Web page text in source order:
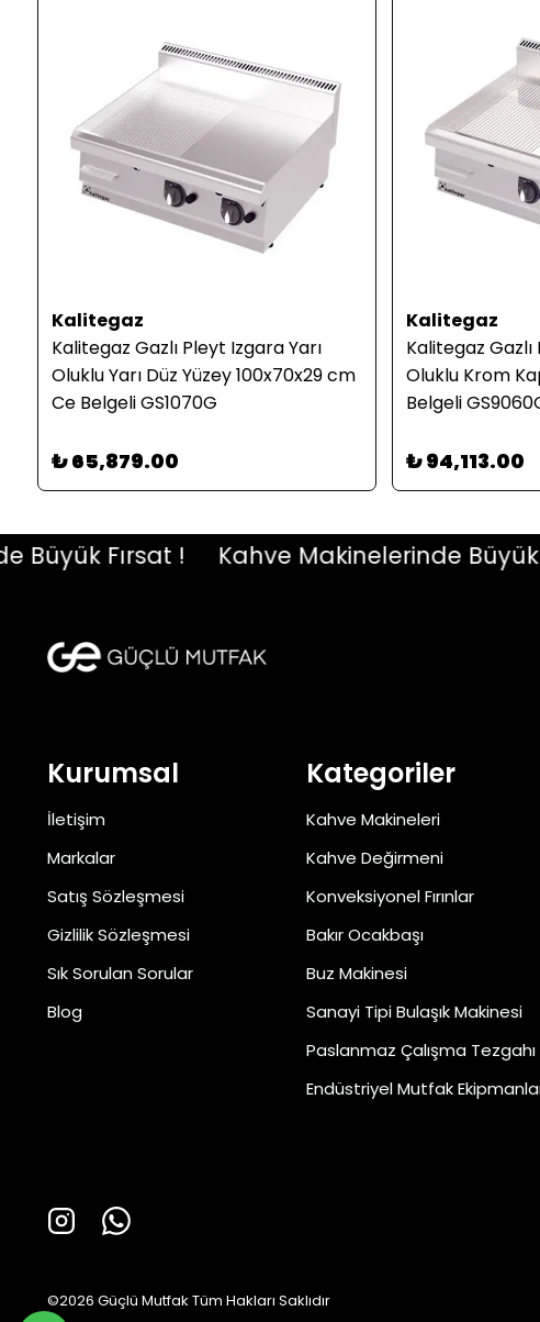
Kalitegaz
Kalitegaz Gazlı Pleyt Izgara Yarı
Oluklu Yarı Düz Yüzey 100x70x29 cm
Ce Belgeli GS1070G
₺ 65,879.00
Kalitegaz
Kalitegaz
Oluklu Krom
Belgeli
₺ 94,113.00
Fırsat ! Kahve Makinelerinde Büyük
Kurumsal
İletişim
Markalar
Satış Sözleşmesi
Gizlilik Sözleşmesi
Sık Sorulan Sorular
Blog
Kategoriler
Kahve Makineleri
Kahve Değirmeni
Konveksiyonel Fırınlar
Bakır Ocakbaşı
Buz Makinesi
Sanayi Tipi Bulaşık Makinesi
Paslanmaz Çalışma Tezgahı
Endüstriyel Mutfak
©2026 Güçlü Mutfak Tüm Hakları Saklıdır